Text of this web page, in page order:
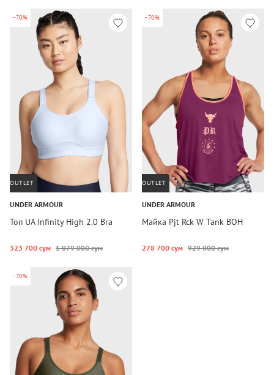
-70%
OUTLET
UNDER ARMOUR
Топ UA Infinity High 2.0 Bra
323 700 сум 1 079 000 сум
-70%
OUTLET
UNDER ARMOUR
Майка Pjt Rck W Tank BOH
278 700 сум 929 000 сум
-70%